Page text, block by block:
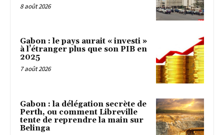
8 août 2026
Gabon : le pays aurait « investi »
à l’étranger plus que son PIB en
2025
7 août 2026
Gabon : la délégation secrète de
Perth, ou comment Libreville
tente de reprendre la main sur
Belinga